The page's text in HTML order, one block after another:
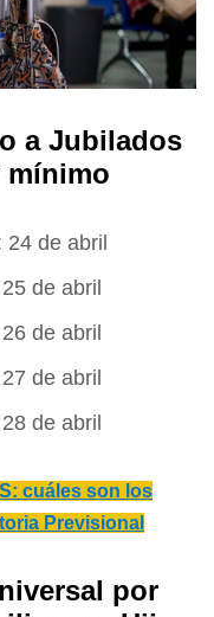
a Jubilados
mínimo
24 de abril
de abril
de abril
de abril
de abril
cuáles son los
Previsional
por